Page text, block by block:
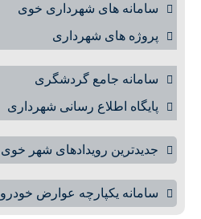
سامانه های شهرداری خوی
پروژه های شهرداری
سامانه جامع گردشگری
پایگاه اطلاع رسانی شهرداری
جدیدترین رویدادهای شهر خوی
سامانه یکپارچه عوارض خودرو